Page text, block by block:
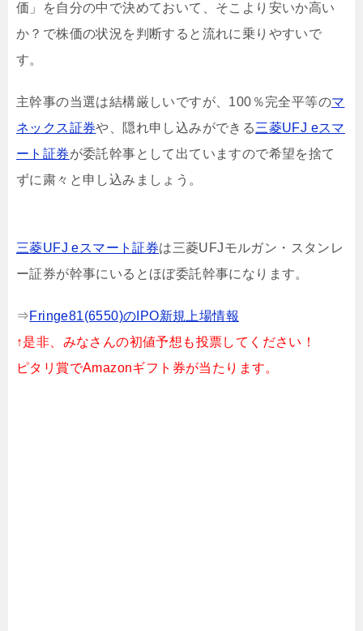
価」を自分の中で決めておいて、そこより安いか高い
か？で株価の状況を判断すると流れに乗りやすいで
す。
主幹事の当選は結構厳しいですが、100％完全平等のマ
ネックス証券や、隠れ申し込みができる三菱UFJ eスマ
ート証券が委託幹事として出ていますので希望を捨て
ずに粛々と申し込みましょう。
三菱UFJ eスマート証券は三菱UFJモルガン・スタンレ
ー証券が幹事にいるとほぼ委託幹事になります。
⇒Fringe81(6550)のIPO新規上場情報
↑是非、みなさんの初値予想も投票してください！
ピタリ賞でAmazonギフト券が当たります。